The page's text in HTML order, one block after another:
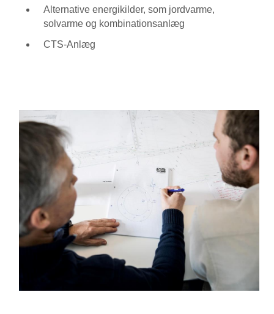
Alternative energikilder, som jordvarme,
solvarme og kombinationsanlæg
CTS-Anlæg